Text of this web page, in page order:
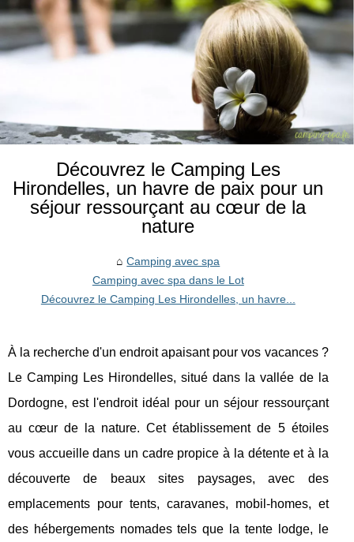
Découvrez le Camping Les
Hirondelles, un havre de paix pour un
séjour ressourçant au cœur de la
nature
Camping avec spa
Camping avec spa dans le Lot
Découvrez le Camping Les Hirondelles, un havre...
À la recherche d'un endroit apaisant pour vos vacances ?
Le Camping Les Hirondelles, situé dans la vallée de la
Dordogne, est l'endroit idéal pour un séjour ressourçant
au cœur de la nature. Cet établissement de 5 étoiles
vous accueille dans un cadre propice à la détente et à la
découverte de beaux sites paysages, avec des
emplacements pour tents, caravanes, mobil-homes, et
des hébergements nomades tels que la tente lodge, le